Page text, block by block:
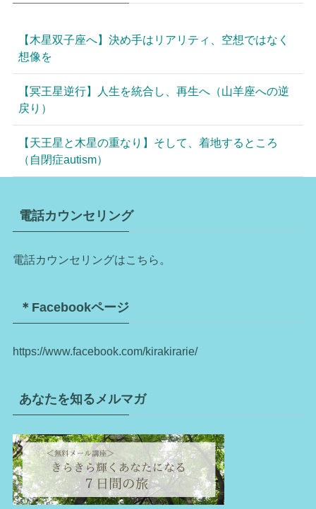
【木星双子座へ】決め手はリアリティ、空想ではなく
想像を
【冥王星逆行】人生を統合し、再生へ（山羊座への逆
戻り）
【天王星と木星の重なり】そして、着地するところ
（自閉症autism）
電話カウンセリング
電話カウンセリングはこちら。
＊Facebookページ
https://www.facebook.com/kirakirarie/
あなたを知るメルマガ